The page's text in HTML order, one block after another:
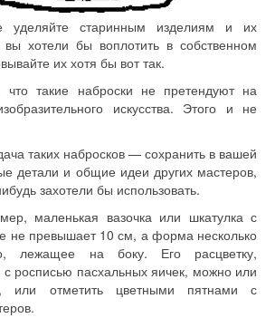
уделяйте старинным изделиям и их
хотели бы воплотить в собственном
их хотя бы вот так.
что такие наброски не претендуют на
искусства. Этого и не
таких набросков — сохранить в вашей
детали и общие идеи других мастеров,
захотели бы использовать.
маленькая вазочка или шкатулка с
не превышает 10 см, а форма несколько
лежащее на боку. Его расцветку,
росписью пасхальных яичек, можно или
или отметить цветными пятнами с